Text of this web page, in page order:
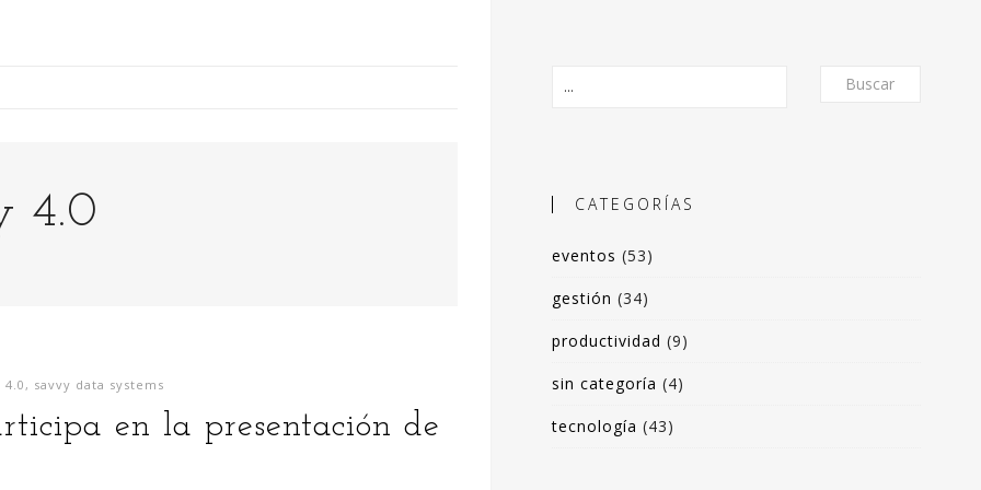
Digitalización Rentable en Industria
Busco ofrecer un formato de micro-posts que
narren mis experiencias en torno a la
análisis de datos. Desde herramientas de apoyo
4.0
4.0 , savvy data systems
en la presentación de
Buscar
CATEGORÍAS
eventos (53)
gestión (34)
productividad (9)
sin categoría (4)
tecnología (43)